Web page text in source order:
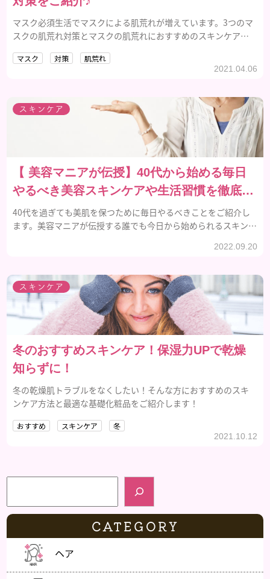
マスク必須生活でマスクによる肌荒れが増えています。3つのマ
スクの肌荒れ対策とマスクの肌荒れにおすすめのスキンケアア
マスク 対策 肌荒れ
2021.04.06
スキンケア
【 美容マニアが伝授】40代から始める毎日
やるべき美容スキンケアや生活習慣を徹底解
説！
40代を過ぎても美肌を保つために毎日やるべきことをご紹介し
ます。美容マニアが伝授する誰でも今日から始められるスキンケ
2022.09.20
スキンケア
冬のおすすめスキンケア！保湿力UPで乾燥
知らずに！
冬の乾燥肌トラブルをなくしたい！そんな方におすすめのスキ
ンケア方法と最適な基礎化粧品をご紹介します！
おすすめ スキンケア 冬
2021.10.12
検索
CATEGORY
ヘア